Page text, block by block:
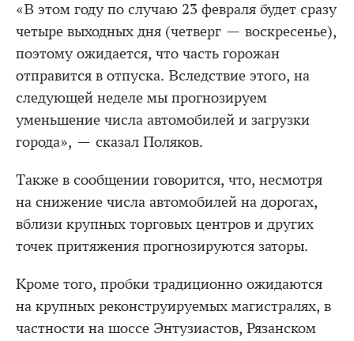
«В этом году по случаю 23 февраля будет сразу
четыре выходных дня (четверг — воскресенье),
поэтому ожидается, что часть горожан
отправится в отпуска. Вследствие этого, на
следующей неделе мы прогнозируем
уменьшение числа автомобилей и загрузки
города», — сказал Поляков.
Также в сообщении говорится, что, несмотря
на снижение числа автомобилей на дорогах,
вблизи крупных торговых центров и других
точек притяжения прогнозируются заторы.
Кроме того, пробки традиционно ожидаются
на крупных реконструируемых магистралях, в
частности на шоссе Энтузиастов, Рязанском